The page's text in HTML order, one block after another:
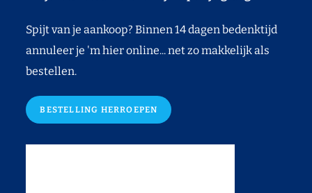
Spijt van je aankoop? Binnen 14 dagen bedenktijd
annuleer je 'm hier online... net zo makkelijk als
bestellen.
BESTELLING HERROEPEN